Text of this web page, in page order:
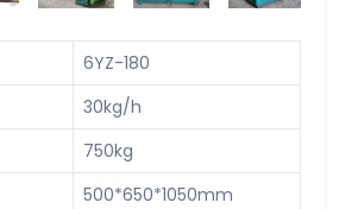
6YZ-180
30kg/h
750kg
500*650*1050mm